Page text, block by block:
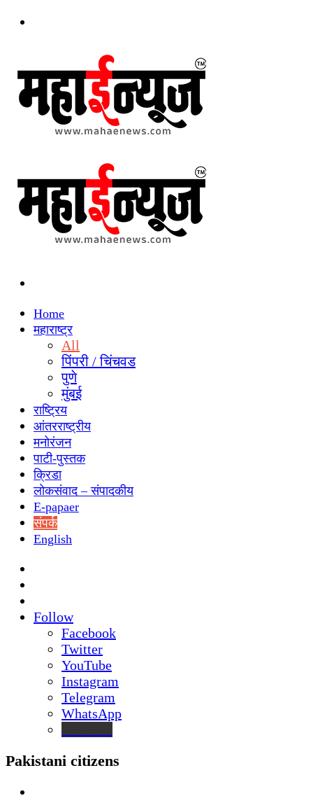
Home
महाराष्ट्र
All
पिंपरी / चिंचवड
पुणे
मुंबई
राष्ट्रिय
आंतरराष्ट्रीय
मनोरंजन
पाटी-पुस्तक
क्रिडा
लोकसंवाद – संपादकीय
E-papaer
संपर्क
English
Follow
Facebook
Twitter
YouTube
Instagram
Telegram
WhatsApp
Pakistani citizens